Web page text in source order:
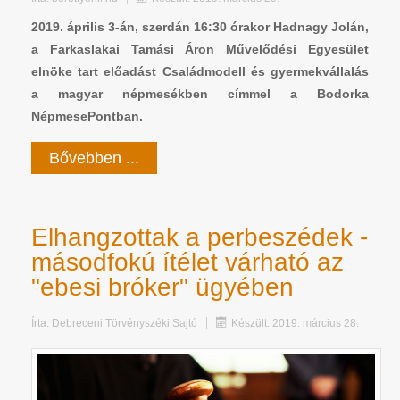
2019. április 3-án, szerdán 16:30 órakor Hadnagy Jolán,
a Farkaslakai Tamási Áron Művelődési Egyesület
elnöke tart előadást Családmodell és gyermekvállalás
a magyar népmesékben címmel a Bodorka
NépmesePontban.
Bővebben ...
Elhangzottak a perbeszédek -
másodfokú ítélet várható az
"ebesi bróker" ügyében
Írta: Debreceni Törvényszéki Sajtó Készült: 2019. március 28.